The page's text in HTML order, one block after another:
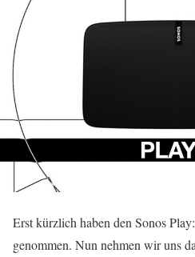
Erst kürzlich haben den Sonos
genommen. Nun nehmen wir uns